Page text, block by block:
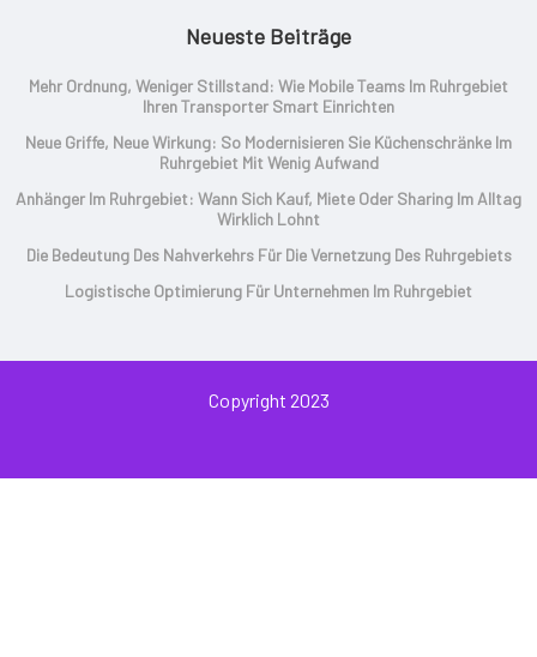
Neueste Beiträge
Mehr Ordnung, Weniger Stillstand: Wie Mobile Teams Im Ruhrgebiet
Ihren Transporter Smart Einrichten
Neue Griffe, Neue Wirkung: So Modernisieren Sie Küchenschränke Im
Ruhrgebiet Mit Wenig Aufwand
Anhänger Im Ruhrgebiet: Wann Sich Kauf, Miete Oder Sharing Im Alltag
Wirklich Lohnt
Die Bedeutung Des Nahverkehrs Für Die Vernetzung Des Ruhrgebiets
Logistische Optimierung Für Unternehmen Im Ruhrgebiet